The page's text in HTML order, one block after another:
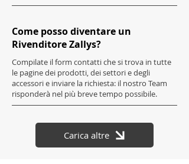
Come posso diventare un
Rivenditore Zallys?
Compilate il form contatti che si trova in tutte
le pagine dei prodotti, dei settori e degli
accessori e inviare la richiesta: il nostro Team
risponderà nel più breve tempo possibile.
Carica altre